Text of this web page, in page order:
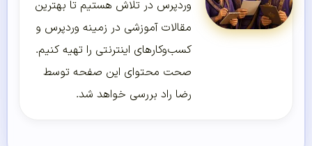
وردپرس در تلاش هستیم تا بهترین
مقالات آموزشی در زمینه وردپرس و
کسب‌و‌کارهای اینترنتی را تهیه کنیم.
صحت محتوای این صفحه توسط
رضا راد بررسی خواهد شد.